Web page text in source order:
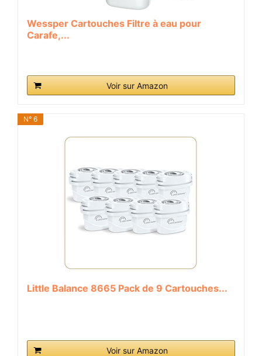
Wessper Cartouches Filtre à eau pour
Carafe,...
Voir sur Amazon
N° 6
Little Balance 8665 Pack de 9 Cartouches...
Voir sur Amazon